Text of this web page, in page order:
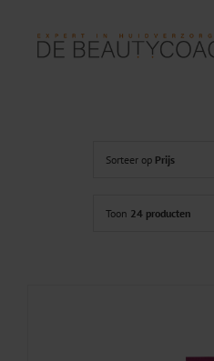
inhoud
Sorteer op Prijs
Toon 24 producten